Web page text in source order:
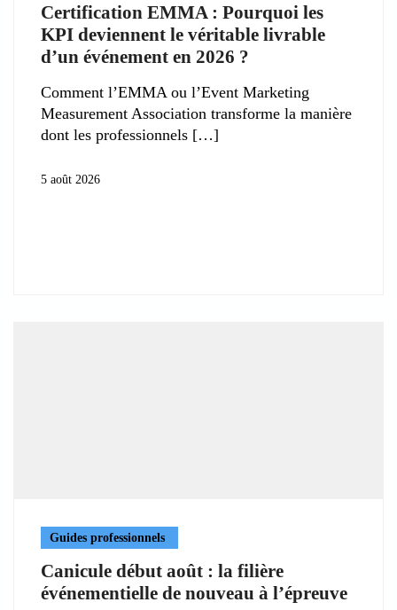
Certification EMMA : Pourquoi les
KPI deviennent le véritable livrable
d’un événement en 2026 ?
Comment l’EMMA ou l’Event Marketing
Measurement Association transforme la manière
dont les professionnels
5 août 2026
Guides professionnels
Canicule début août : la filière
événementielle de nouveau à l’épreuve